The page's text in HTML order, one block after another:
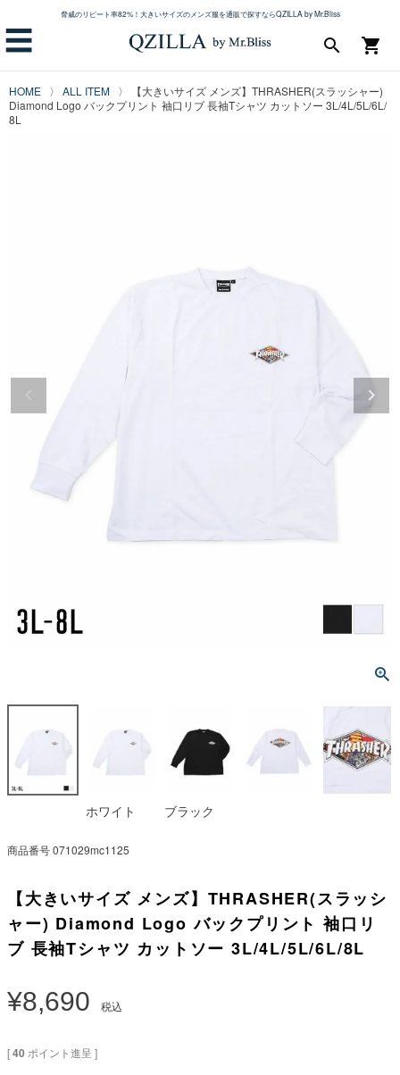
脅威のリピート率82%！大きいサイズのメンズ服を通販で探すならQZILLA by Mr.Bliss
☰ shopping_cart
search
HOME ALL ITEM
【大きいサイズ メンズ】THRASHER(スラッシャー)
Diamond Logo バックプリント 袖口リブ 長袖Tシャツ カットソー 3L/4L/5L/6L/
8L
ホワイト ブラック
商品番号071029mc1125
【大きいサイズ メンズ】THRASHER(スラッシ
ャー) Diamond Logo バックプリント 袖口リ
ブ 長袖Tシャツ カットソー 3L/4L/5L/6L/8L
¥8,690 税込
[40 ポイント進呈 ]